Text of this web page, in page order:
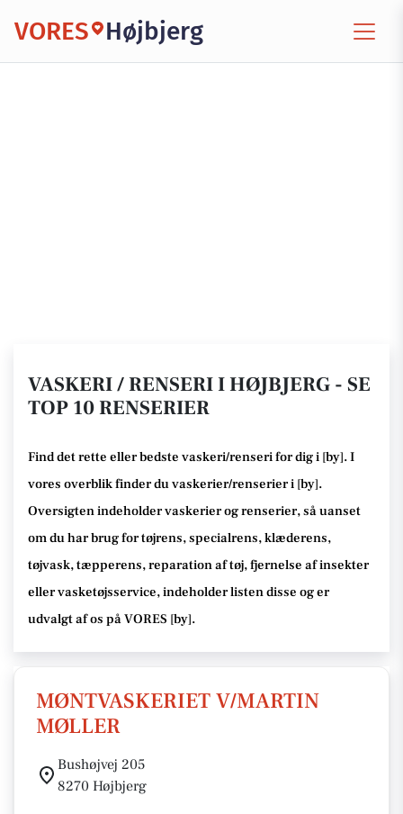
VORES Højbjerg
VASKERI / RENSERI I HØJBJERG - SE
TOP 10 RENSERIER
Find det rette eller bedste vaskeri/renseri for dig i [by]. I
vores overblik finder du vaskerier/renserier i [by].
Oversigten indeholder vaskerier og renserier, så uanset
om du har brug for tøjrens, specialrens, klæderens,
tøjvask, tæpperens, reparation af tøj, fjernelse af insekter
eller vasketøjsservice, indeholder listen disse og er
udvalgt af os på VORES [by].
MØNTVASKERIET V/MARTIN
MØLLER
Bushøjvej 205
8270 Højbjerg